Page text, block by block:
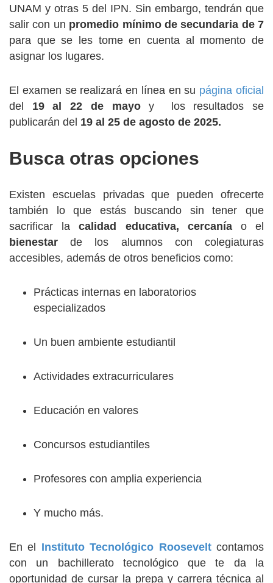
UNAM y otras 5 del IPN. Sin embargo, tendrán que
salir con un promedio mínimo de secundaria de 7
para que se les tome en cuenta al momento de
asignar los lugares.
El examen se realizará en línea en su página oficial
del 19 al 22 de mayoy los resultados se
publicarán del 19 al 25 de agosto de 2025.
Busca otras opciones
Existen escuelas privadas que pueden ofrecerte
también lo que estás buscando sin tener que
sacrificar lacalidad educativa, cercaníao el
bienestarde los alumnos con colegiaturas
accesibles, además de otros beneficios como:
Prácticas internas en laboratorios
especializados
Un buen ambiente estudiantil
Actividades extracurriculares
Educación en valores
Concursos estudiantiles
Profesores con amplia experiencia
Y mucho más.
En el Instituto Tecnológico Rooseveltcontamos
con un bachillerato tecnológico que te da la
oportunidad de cursar la prepa y carrera técnica al